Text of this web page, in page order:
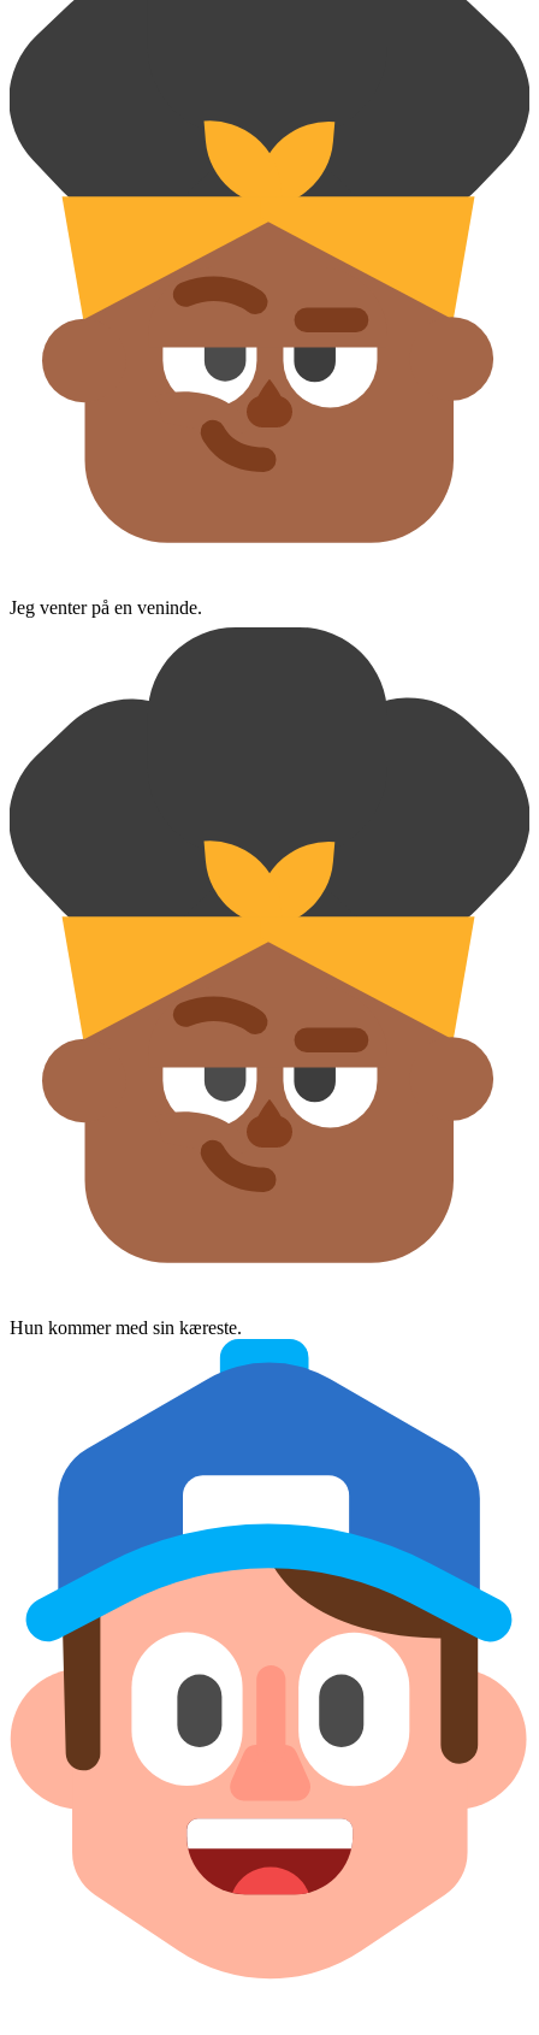
Jeg venter på en veninde.
Hun kommer med sin kæreste.